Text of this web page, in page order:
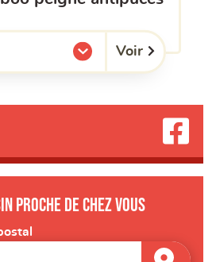
listes. Voir
proche de chez vous